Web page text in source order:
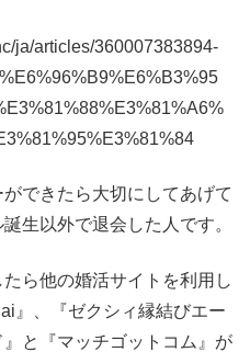
ja/articles/360007383894-
できたら大切にしてあげて
生以外で退会した人です。
ら他の婚活サイトを利用し
』、『ゼクシィ縁結びエー
と『マッチゴットコム』が